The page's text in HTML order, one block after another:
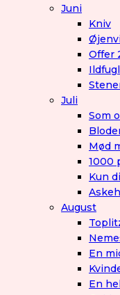
Juni
Kniv
Offer
Ildfugl
Juli
Som
Mød
1000
Kun
August
En
En